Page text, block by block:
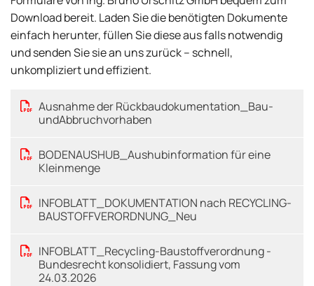
Download bereit. Laden Sie die benötigten Dokumente
einfach herunter, füllen Sie diese aus falls notwendig
und senden Sie sie an uns zurück – schnell,
unkompliziert und effizient.
Ausnahme der Rückbaudokumentation_Bau-
undAbbruchvorhaben
BODENAUSHUB_Aushubinformation für eine
Kleinmenge
INFOBLATT_DOKUMENTATION nach RECYCLING-
BAUSTOFFVERORDNUNG_Neu
INFOBLATT_Recycling-Baustoffverordnung -
Bundesrecht konsolidiert, Fassung vom
24.03.2026